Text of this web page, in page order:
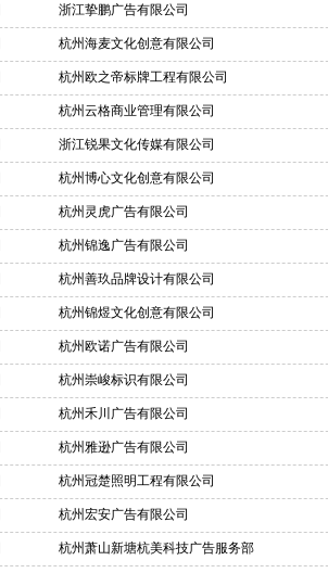
浙江挚鹏广告有限公司
杭州海麦文化创意有限公司
杭州欧之帝标牌工程有限公司
杭州云格商业管理有限公司
浙江锐果文化传媒有限公司
杭州博心文化创意有限公司
杭州灵虎广告有限公司
杭州锦逸广告有限公司
杭州善玖品牌设计有限公司
杭州锦煜文化创意有限公司
杭州欧诺广告有限公司
杭州崇峻标识有限公司
杭州禾川广告有限公司
杭州雅逊广告有限公司
杭州冠楚照明工程有限公司
杭州宏安广告有限公司
杭州萧山新塘杭美科技广告服务部